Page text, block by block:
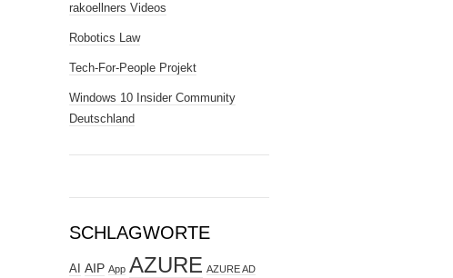
rakoellners Videos
Robotics Law
Tech-For-People Projekt
Windows 10 Insider Community
Deutschland
SCHLAGWORTE
AI AIP App AZURE AZURE AD